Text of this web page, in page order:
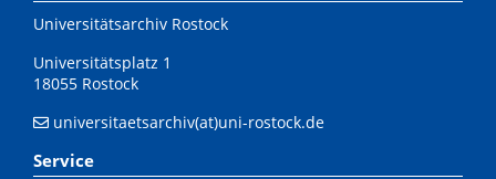
Universitätsarchiv Rostock
Universitätsplatz 1
18055 Rostock
universitaetsarchiv(at)uni-rostock.de
Service